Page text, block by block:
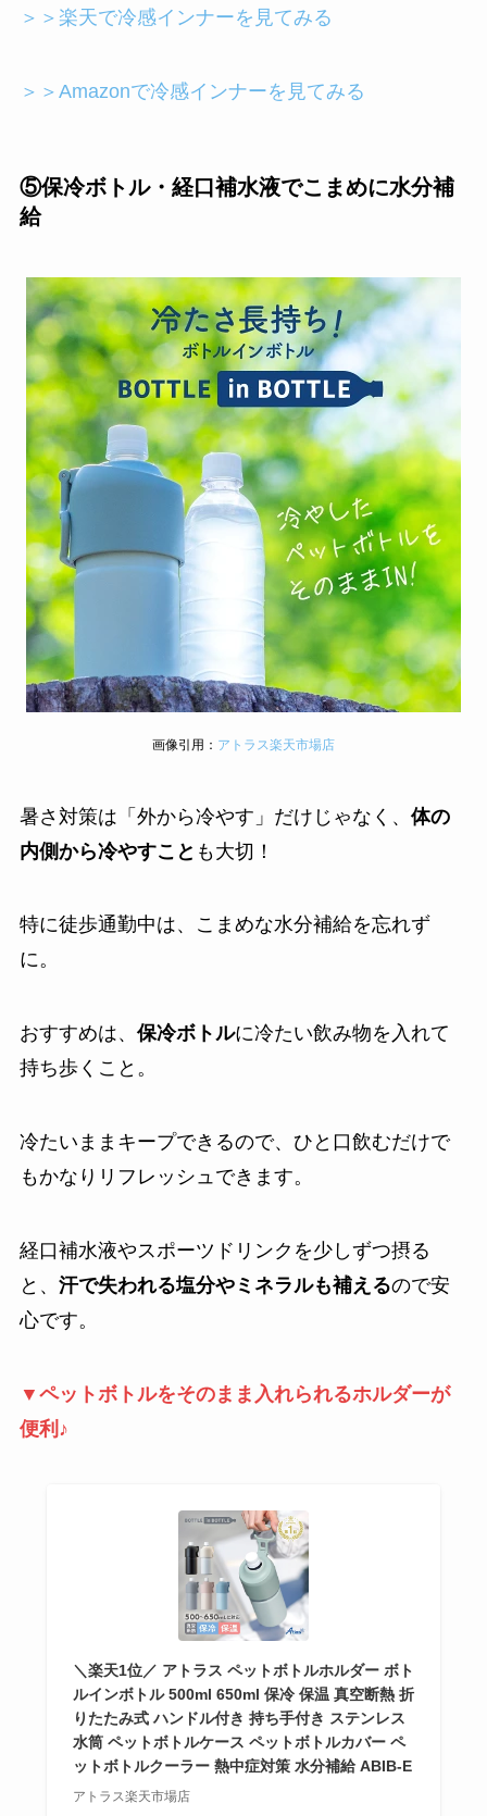
＞＞楽天で冷感インナーを見てみる
＞＞Amazonで冷感インナーを見てみる
⑤保冷ボトル・経口補水液でこまめに水分補
給
画像引用： アトラス楽天市場店
暑さ対策は「外から冷やす」だけじゃなく、 体の
内側から冷やすこと も大切！
特に徒歩通勤中は、こまめな水分補給を忘れず
に。
おすすめは、 保冷ボトルに冷たい飲み物を入れて
持ち歩くこと。
冷たいままキープできるので、ひと口飲むだけで
もかなりリフレッシュできます。
経口補水液やスポーツドリンクを少しずつ摂る
と、 汗で失われる塩分やミネラルも補えるので安
心です。
▼ペットボトルをそのまま入れられるホルダーが
便利♪
＼楽天1位／ アトラス ペットボトルホルダー ボト
ルインボトル 500ml 650ml 保冷 保温 真空断熱 折
りたたみ式 ハンドル付き 持ち手付き ステンレス
水筒 ペットボトルケース ペットボトルカバー ペ
ットボトルクーラー 熱中症対策 水分補給 ABIB-E
アトラス楽天市場店